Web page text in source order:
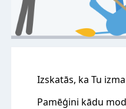
Izskatās, ka Tu
Pamēģini kādu